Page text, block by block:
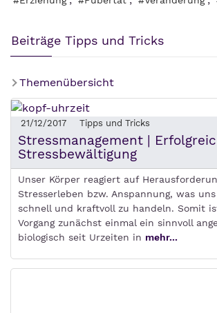
Beiträge Tipps und Tricks
Themenübersicht
21/12/2017 Tipps und Tricks
Stressmanagement |
Stressbewältigung
Unser Körper reagiert auf
Stresserleben bzw. Anspannung, was
schnell und kraftvoll zu handeln. Somit
Vorgang zunächst einmal ein sinnvoll
biologisch seit Urzeiten in mehr...